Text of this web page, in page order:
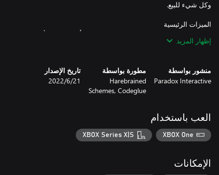
حملة Shadows of Hong Kong الإضافية: تدور أحداثها في الأسابيع
والصراع العمراني، سوف تتعامل مع أعداء خطرين، وتكشف عن
مؤامرة قاتلة، وتعزز سمعتك بصفتك مشارك رئيسي... على افتراض
لعبة تقمُّص أدوار تقليدية مبنية على قصة وملائمة لوحدات تشغيل
تقمُّص الأدوار على الكمبيوتر، مع سرد متفرع شبيه بالروايات، ومليء
بالنثر القوي، والتطوير العميق للشخصية. اغمر نفسك في حملة ذكية
إظهار المزيد
منشور بواسطة
Paradox Interactive
مطورة بواسطة
Harebrained
Schemes, Codeglue
تاريخ الإصدار
21‏/6‏/2022
العب باستخدام
XBOX One
XBOX Series X|S
الإمكانات